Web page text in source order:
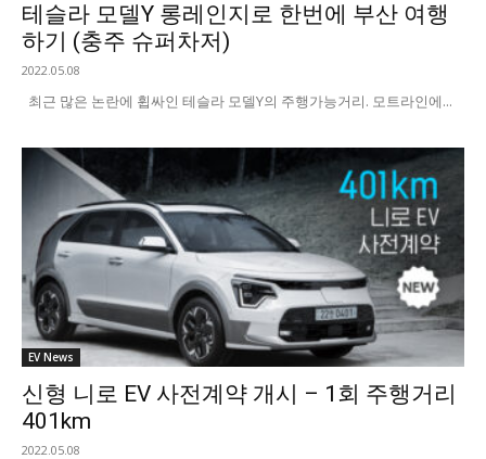
테슬라 모델Y 롱레인지로 한번에 부산 여행
하기 (충주 슈퍼차저)
2022.05.08
최근 많은 논란에 휩싸인 테슬라 모델Y의 주행가능거리. 모트라인에...
EV News
신형 니로 EV 사전계약 개시 – 1회 주행거리
401km
2022.05.08